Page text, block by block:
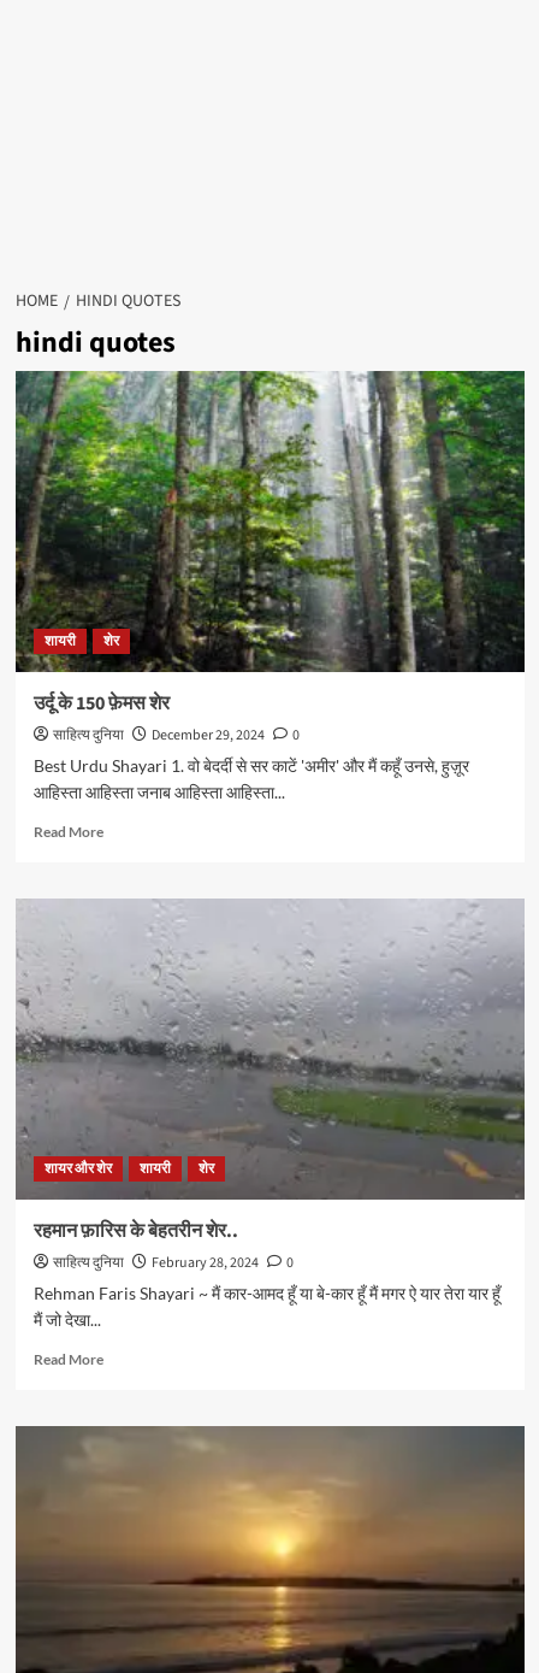
HOME HINDI QUOTES
hindi quotes
शायरी शेर
उर्दू के 150 फ़ेमस शेर
साहित्य दुनिया December 29, 2024
0
Best Urdu Shayari 1. वो बेदर्दी से सर काटें 'अमीर' और मैं कहूँ उनसे, हुज़ूर
आहिस्ता आहिस्ता जनाब आहिस्ता आहिस्ता...
Read MoreRead
उर्दू
शायर और शेर शायरी शेर
रहमान फ़ारिस के बेहतरीन शेर..
साहित्य दुनिया February 28, 2024
0
Rehman Faris Shayari ~ मैं कार-आमद हूँ या बे-कार हूँ मैं मगर ऐ यार तेरा यार हूँ
मैं जो देखा...
Read MoreRead
रहमान